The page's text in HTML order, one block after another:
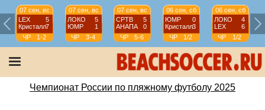
07 сен, вс
LEX
5
Кристалл7
ЧР
1-2
07 сен, вс
ЛОКО
5
ЮМР
1
ЧР
3-4
07 сен, вс
СРТВ
5
АНАПА
0
ЧР
5-6
06 сен, сб
ЮМР
0
Кристалл3
ЧР
1/2
06 сен, сб
ЛОКО
4
LEX
6
ЧР
1/2
Чемпионат России по пляжному футболу 2025